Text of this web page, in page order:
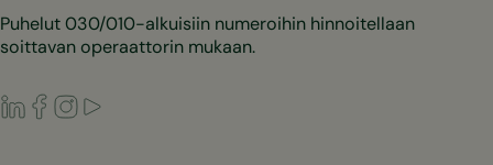
Puhelut 030/010-alkuisiin numeroihin hinnoitellaan
soittavan operaattorin mukaan.
LinkedIn
Facebook
Instagram